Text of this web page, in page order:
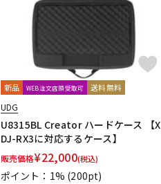
新品 WEB注文店頭受取可 送料無料
UDG
U8315BL Creator ハードケース 【X
DJ-RX3に対応するケース】
販売価格¥22,000(税込)
ポイント：1% (200pt)